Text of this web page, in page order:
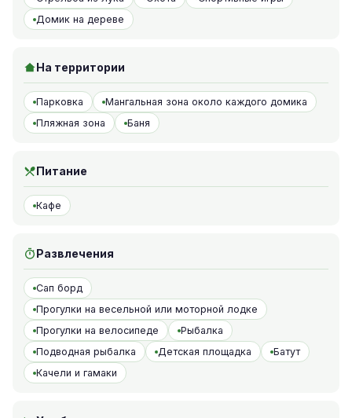
Домик на дереве
На территории
Парковка
Мангальная зона около каждого домика
Пляжная зона
Баня
Питание
Кафе
Развлечения
Сап борд
Прогулки на весельной или моторной лодке
Прогулки на велосипеде
Рыбалка
Подводная рыбалка
Детская площадка
Батут
Качели и гамаки